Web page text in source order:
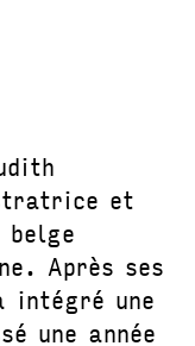
et
belge
Après ses
intégré une
une année